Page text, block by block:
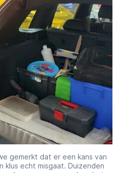
gemerkt dat er een kans van
klus echt misgaat. Duizenden